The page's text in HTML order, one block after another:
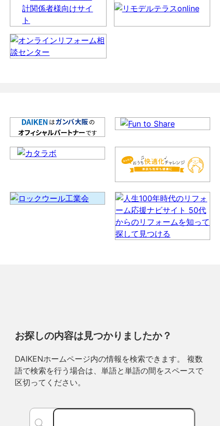
お探しの内容は見つかりましたか？
DAIKENホームページ内の情報を検索できます。 複数
語で検索を行う場合は、単語と単語の間をスペースで
区切ってください。